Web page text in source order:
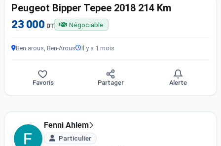
Peugeot Bipper Tepee 2018 214 Km
23 000 DT Négociable
Ben arous, Ben-Arous Il y a 1 mois
Favoris Partager Alerte
Fenni Ahlem
Particulier